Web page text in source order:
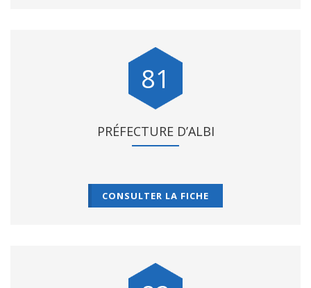
81
PRÉFECTURE D’ALBI
CONSULTER LA FICHE